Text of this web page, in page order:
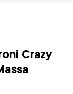
Crazy